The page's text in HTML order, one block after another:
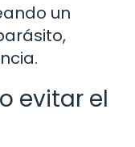
un
evitar el